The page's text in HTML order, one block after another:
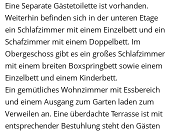
Eine Separate Gästetoilette ist vorhanden.
Weiterhin befinden sich in der unteren Etage
ein Schlafzimmer mit einem Einzelbett und ein
Schafzimmer mit einem Doppelbett. Im
Obergeschoss gibt es ein großes Schlafzimmer
mit einem breiten Boxspringbett sowie einem
Einzelbett und einem Kinderbett.
Ein gemütliches Wohnzimmer mit Essbereich
und einem Ausgang zum Garten laden zum
Verweilen an. Eine überdachte Terrasse ist mit
entsprechender Bestuhlung steht den Gästen